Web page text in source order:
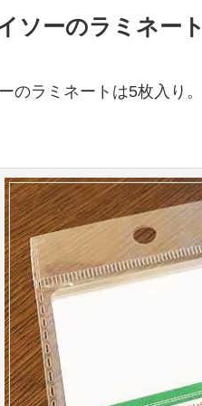
ソーのラミネート
のラミネートは5枚入り。